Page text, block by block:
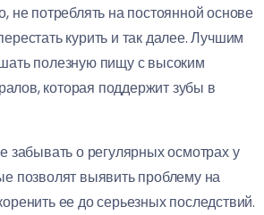
не потреблять на постоянной основе
курить и так далее. Лучшим
полезную пищу с высоким
которая поддержит зубы в
забывать о регулярных осмотрах у
позволят выявить проблему на
ее до серьезных последствий.